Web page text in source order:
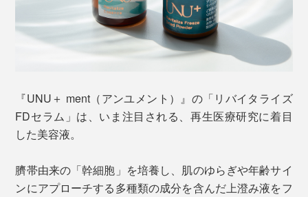
『UNU＋ ment（アンユメント）』の「リバイタライズ
FDセラム」は、いま注目される、再生医療研究に着目
した美容液。
臍帯由来の「幹細胞」を培養し、肌のゆらぎや年齢サイ
ンにアプローチする多種類の成分を含んだ上澄み液をフ